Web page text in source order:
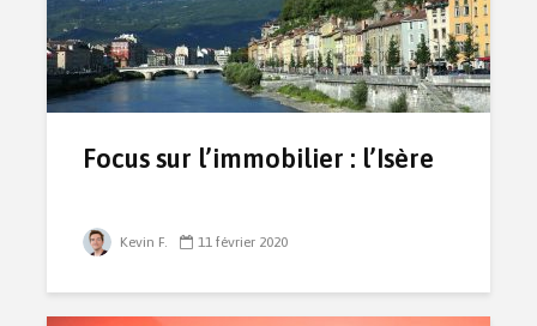
Focus sur l’immobilier : l’Isère
Kevin F. 11 février 2020